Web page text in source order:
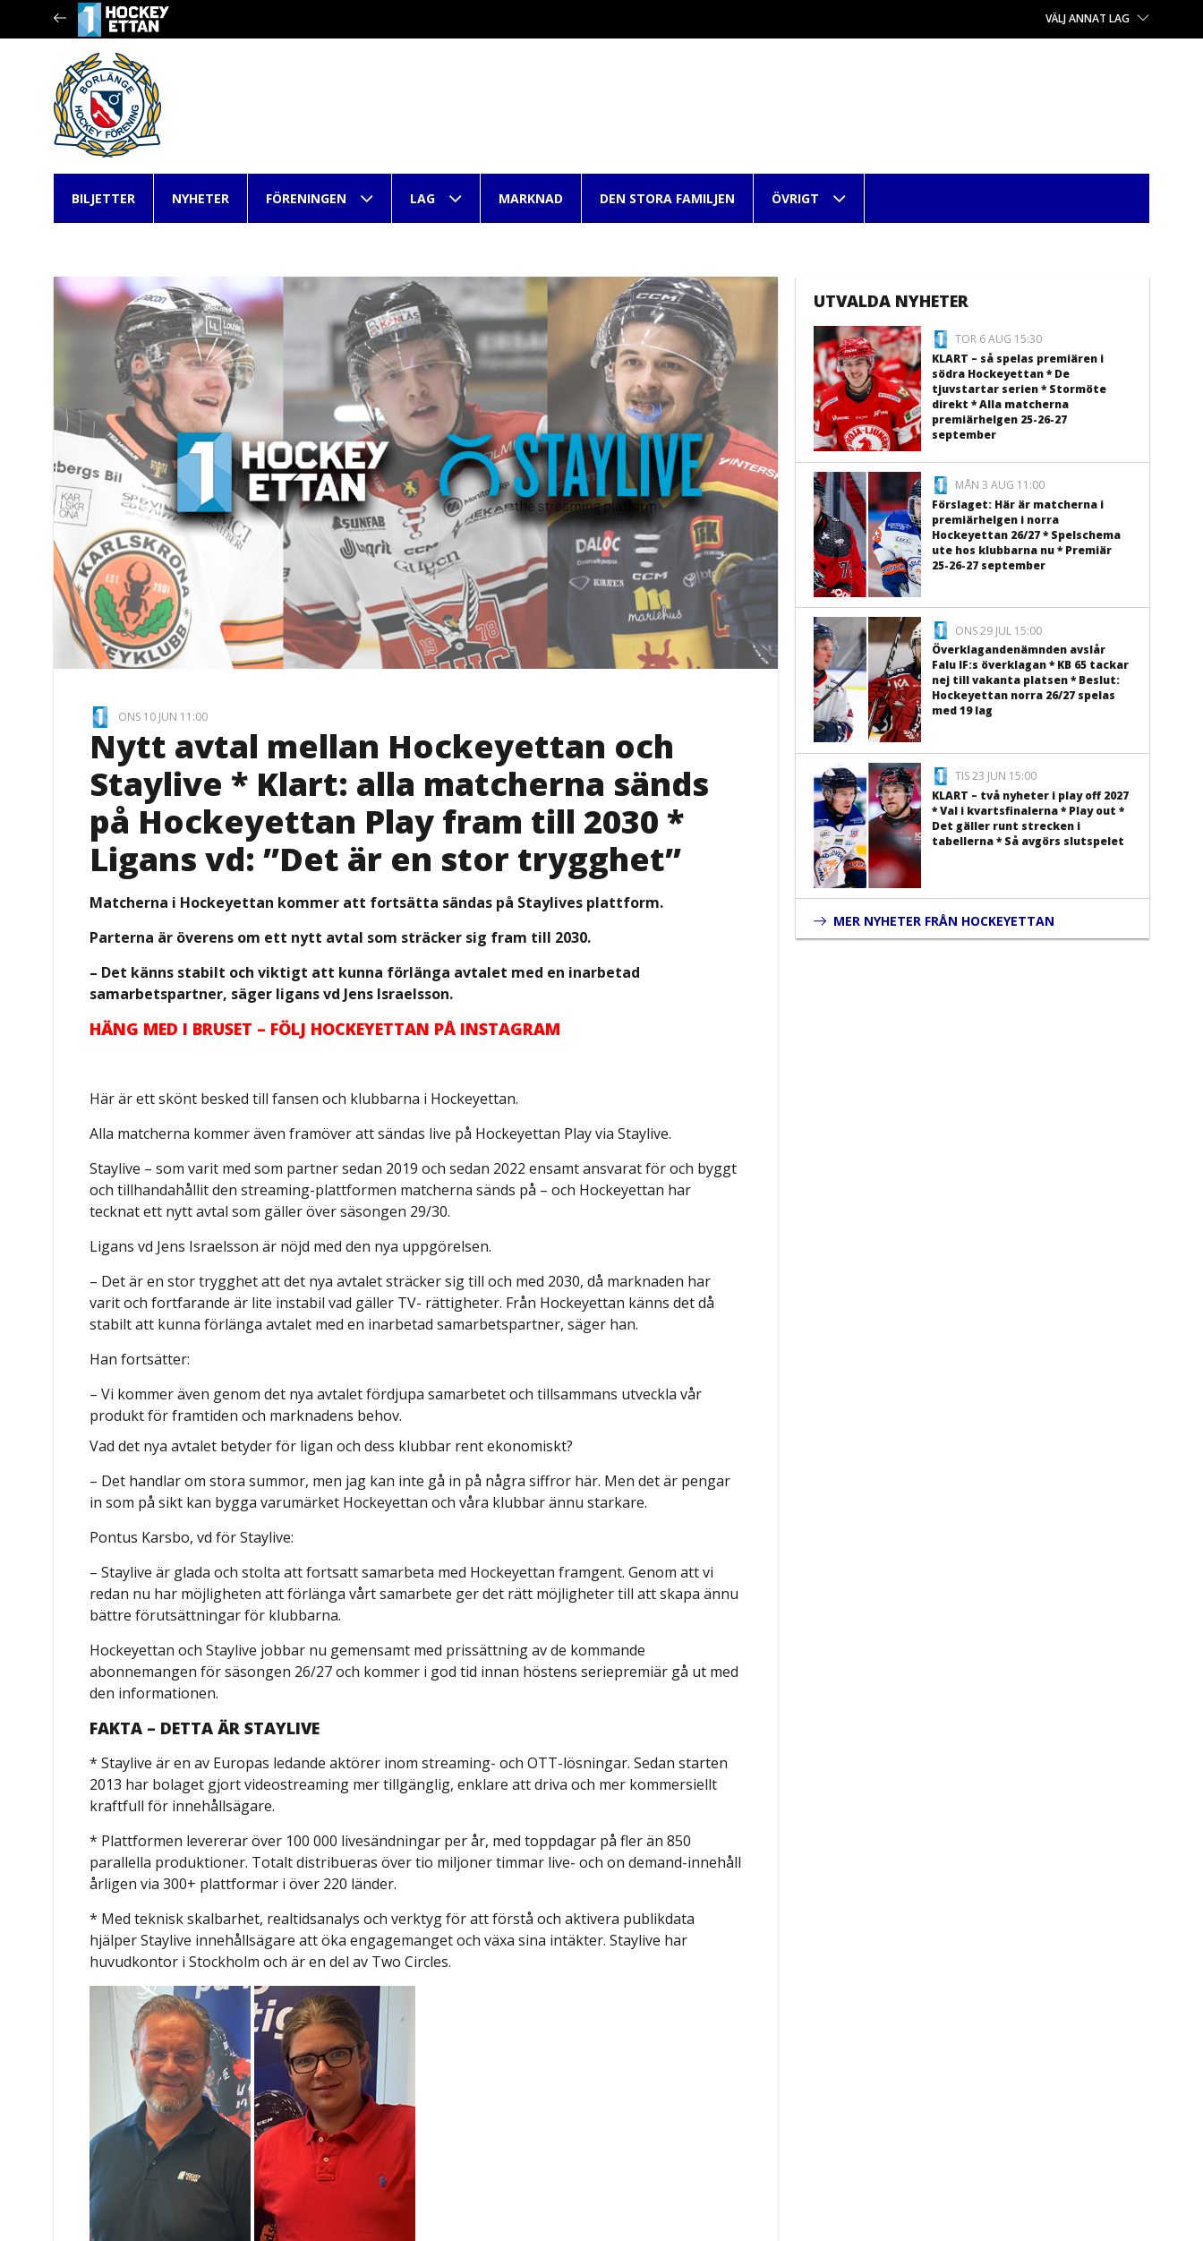
VÄLJ ANNAT LAG
BILJETTER NYHETER FÖRENINGEN LAG MARKNAD DEN STORA FAMILJEN ÖVRIGT
ONS 10 JUN 11:00
Nytt avtal mellan Hockeyettan och
Staylive * Klart: alla matcherna sänds
på Hockeyettan Play fram till 2030 *
Ligans vd: ”Det är en stor trygghet”
Matcherna i Hockeyettan kommer att fortsätta sändas på Staylives plattform.
Parterna är överens om ett nytt avtal som sträcker sig fram till 2030.
– Det känns stabilt och viktigt att kunna förlänga avtalet med en inarbetad
samarbetspartner, säger ligans vd Jens Israelsson.
HÄNG MED I BRUSET – FÖLJ HOCKEYETTAN PÅ INSTAGRAM
Här är ett skönt besked till fansen och klubbarna i Hockeyettan.
Alla matcherna kommer även framöver att sändas live på Hockeyettan Play via Staylive.
Staylive – som varit med som partner sedan 2019 och sedan 2022 ensamt ansvarat för och byggt
och tillhandahållit den streaming-plattformen matcherna sänds på – och Hockeyettan har
tecknat ett nytt avtal som gäller över säsongen 29/30.
Ligans vd Jens Israelsson är nöjd med den nya uppgörelsen.
– Det är en stor trygghet att det nya avtalet sträcker sig till och med 2030, då marknaden har
varit och fortfarande är lite instabil vad gäller TV- rättigheter. Från Hockeyettan känns det då
stabilt att kunna förlänga avtalet med en inarbetad samarbetspartner, säger han.
Han fortsätter:
– Vi kommer även genom det nya avtalet fördjupa samarbetet och tillsammans utveckla vår
produkt för framtiden och marknadens behov.
Vad det nya avtalet betyder för ligan och dess klubbar rent ekonomiskt?
– Det handlar om stora summor, men jag kan inte gå in på några siffror här. Men det är pengar
in som på sikt kan bygga varumärket Hockeyettan och våra klubbar ännu starkare.
Pontus Karsbo, vd för Staylive:
– Staylive är glada och stolta att fortsatt samarbeta med Hockeyettan framgent. Genom att vi
redan nu har möjligheten att förlänga vårt samarbete ger det rätt möjligheter till att skapa ännu
bättre förutsättningar för klubbarna.
Hockeyettan och Staylive jobbar nu gemensamt med prissättning av de kommande
abonnemangen för säsongen 26/27 och kommer i god tid innan höstens seriepremiär gå ut med
den informationen.
FAKTA – DETTA ÄR STAYLIVE
* Staylive är en av Europas ledande aktörer inom streaming- och OTT-lösningar. Sedan starten
2013 har bolaget gjort videostreaming mer tillgänglig, enklare att driva och mer kommersiellt
kraftfull för innehållsägare.
* Plattformen levererar över 100 000 livesändningar per år, med toppdagar på fler än 850
parallella produktioner. Totalt distribueras över tio miljoner timmar live- och on demand-innehåll
årligen via 300+ plattformar i över 220 länder.
* Med teknisk skalbarhet, realtidsanalys och verktyg för att förstå och aktivera publikdata
hjälper Staylive innehållsägare att öka engagemanget och växa sina intäkter. Staylive har
huvudkontor i Stockholm och är en del av Two Circles.
UTVALDA NYHETER
TOR 6 AUG 15:30
KLART – så spelas premiären i
södra Hockeyettan * De
tjuvstartar serien * Stormöte
direkt * Alla matcherna
premiärhelgen 25-26-27
september
MÅN 3 AUG 11:00
Förslaget: Här är matcherna i
premiärhelgen i norra
Hockeyettan 26/27 * Spelschema
ute hos klubbarna nu * Premiär
25-26-27 september
ONS 29 JUL 15:00
Överklagandenämnden avslår
Falu IF:s överklagan * KB 65 tackar
nej till vakanta platsen * Beslut:
Hockeyettan norra 26/27 spelas
med 19 lag
TIS 23 JUN 15:00
KLART – två nyheter i play off 2027
* Val i kvartsfinalerna * Play out *
Det gäller runt strecken i
tabellerna * Så avgörs slutspelet
MER NYHETER FRÅN HOCKEYETTAN